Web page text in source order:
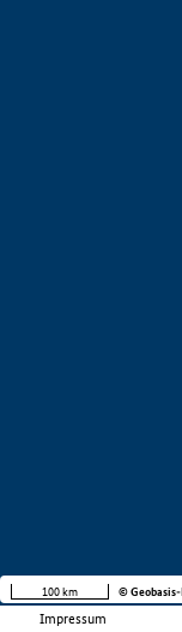
Impressum
100 km © Geobasis-